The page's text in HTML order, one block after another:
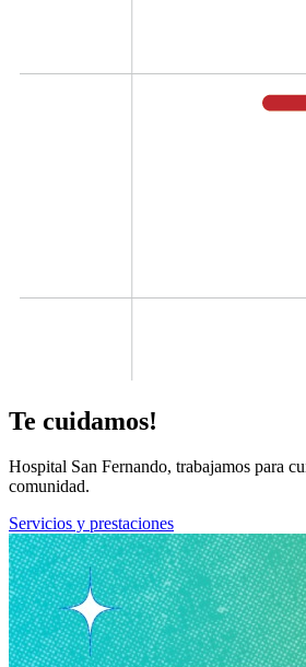
Te cuidamos!
Hospital San Fernando, trabajamos para
comunidad.
Servicios y prestaciones